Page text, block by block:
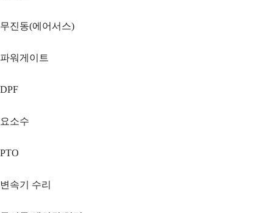
무진동(에어서스)
파워게이트
DPF
요소수
PTO
변속기 수리